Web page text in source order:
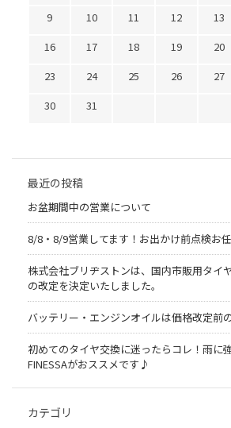
9
10 11 12 13
16
17 18 19 20
23
24 25 26 27
30
31
最近の投稿
お盆期間中の営業について
8/8・8/9営業してます！お出かけ前点検お任
株式会社ブリヂストンは、国内市販用タイ
の改定を決定いたしました。
バッテリー・エンジンオイルは価格改定前
初めてのタイヤ交換に迷ったらコレ！雨に
FINESSAがおススメです♪
カテゴリ